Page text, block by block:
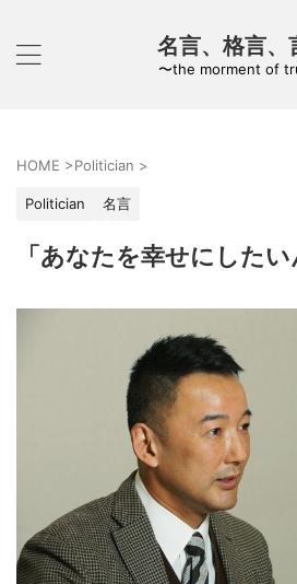
名言、格言、
〜the morment of
HOME >Politician >
Politician 名言
「あなたを幸せにした